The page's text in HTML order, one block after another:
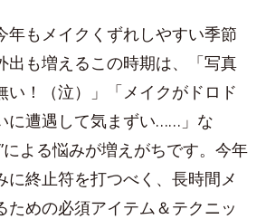
年もメイクくずれしやすい季節
出も増えるこの時期は、「写真
い！（泣）」「メイクがドロド
に遭遇して気まずい……」な
による悩みが増えがちです。今年
に終止符を打つべく、長時間メ
ための必須アイテム＆テクニッ